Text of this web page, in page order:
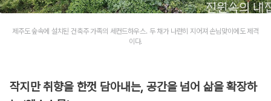
제주도 숲속에 설치된 건축주 가족의 세컨드하우스. 두 채가 나란히 지어져 손님맞이에도 제격
이다.
작지만 취향을 한껏 담아내는, 공간을 넘어 삶을 확장하